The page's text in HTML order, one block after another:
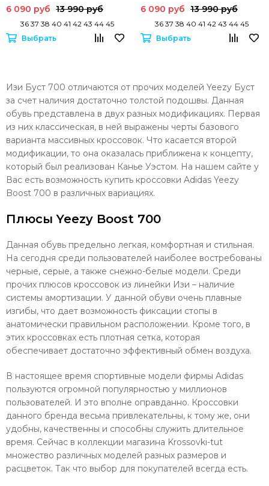
6 090 руб 13 990 руб
36 37 38 40 41 42 43 44 45
Выбрать
6 090 руб 13 990 руб
36 37 38 40 41 42 43 44 45
Выбрать
Изи Буст 700 отличаются от прочих моделей Yeezy Буст
за счет наличия достаточно толстой подошвы. Данная
обувь представлена в двух разных модификациях. Первая
из них классическая, в ней выражены черты базового
варианта массивных кроссовок. Что касается второй
модификации, то она оказалась приближена к концепту,
который был реализован Канье Уэстом. На нашем сайте у
Вас есть возможность купить кроссовки Adidas Yeezy
Boost 700 в различных вариациях.
Плюсы Yeezy Boost 700
Данная обувь предельно легкая, комфортная и стильная.
На сегодня среди пользователей наиболее востребованы
черные, серые, а также снежно-белые модели. Среди
прочих плюсов кроссовок из линейки Изи – наличие
системы амортизации. У данной обуви очень плавные
изгибы, что дает возможность фиксации стопы в
анатомически правильном расположении. Кроме того, в
этих кроссовках есть плотная сетка, которая
обеспечивает достаточно эффективный обмен воздуха.
В настоящее время спортивные модели фирмы Adidas
пользуются огромной популярностью у миллионов
пользователей. И это вполне оправданно. Кроссовки
данного бренда весьма привлекательны, к тому же, они
удобны, качественны и способны служить длительное
время. Сейчас в коллекции магазина Krossovki-tut
множество различных моделей разных размеров и
расцветок. Так что выбор для покупателей всегда есть.